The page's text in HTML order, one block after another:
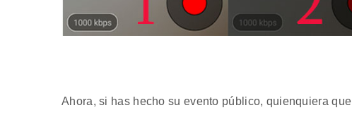
Ahora, si has hecho su evento público, quienquiera